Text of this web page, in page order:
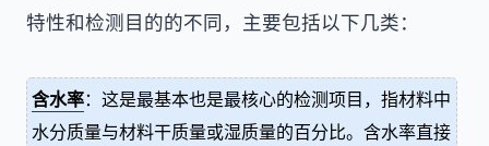
特性和检测目的的不同，主要包括以下几类：
含水率：这是最基本也是最核心的检测项目，指材料中
水分质量与材料干质量或湿质量的百分比。含水率直接